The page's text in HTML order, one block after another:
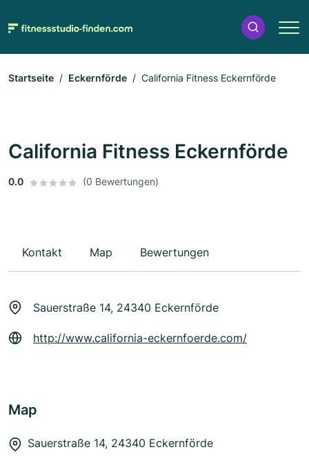
Startseite Eckernförde California Fitness Eckernförde
California Fitness Eckernförde
0.0 (0 Bewertungen)
Kontakt Map Bewertungen
Sauerstraße 14, 24340 Eckernförde
http://www.california-eckernfoerde.com/
Map
Sauerstraße 14, 24340 Eckernförde